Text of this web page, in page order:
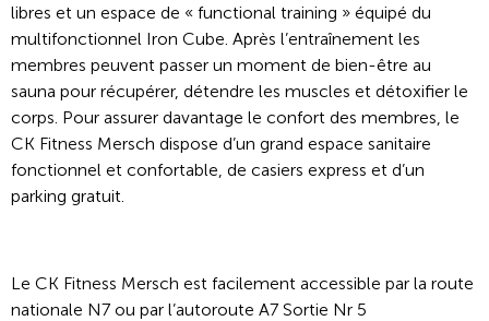
libres et un espace de « functional training » équipé du
multifonctionnel Iron Cube. Après l’entraînement les
membres peuvent passer un moment de bien-être au
sauna pour récupérer, détendre les muscles et détoxifier le
corps. Pour assurer davantage le confort des membres, le
CK Fitness Mersch dispose d’un grand espace sanitaire
fonctionnel et confortable, de casiers express et d’un
parking gratuit.
Le CK Fitness Mersch est facilement accessible par la route
nationale N7 ou par l’autoroute A7 Sortie Nr 5